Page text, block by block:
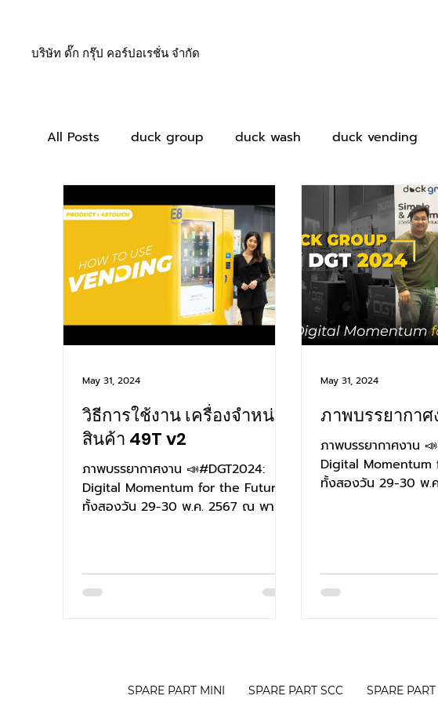
บริษัท ดั๊ก กรุ๊ป คอร์ปอเรชั่น จำกัด
All Posts duck group duck wash duck vending
วิธีการใช้งาน เครื่องจำหน่าย
สินค้า 49T v2
ภาพบรรยากาศงาน 📣#DGT2024:
Digital Momentum for the Future
ทั้งสองวัน 29-30 พ.ค. 2567 ณ พารา
May 31, 2024
ภาพบรรยากาศ
ภาพบรรยากาศงาน
Digital Momentum
ทั้งสองวัน 29-30 พ.
May 31, 2024
SPARE PART MINI SPARE PART SCC SPARE